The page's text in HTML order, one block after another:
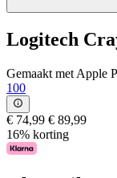
Logitech
Gemaakt met Apple
100
€ 74,99 € 89,99
16% korting